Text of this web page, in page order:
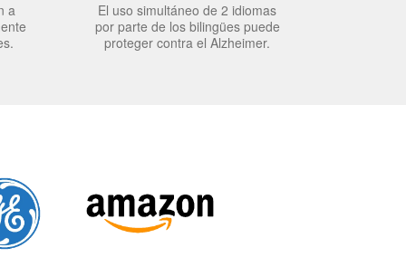
a
El uso simultáneo de 2 idiomas
por parte de los bilingües puede
proteger contra el Alzheimer.